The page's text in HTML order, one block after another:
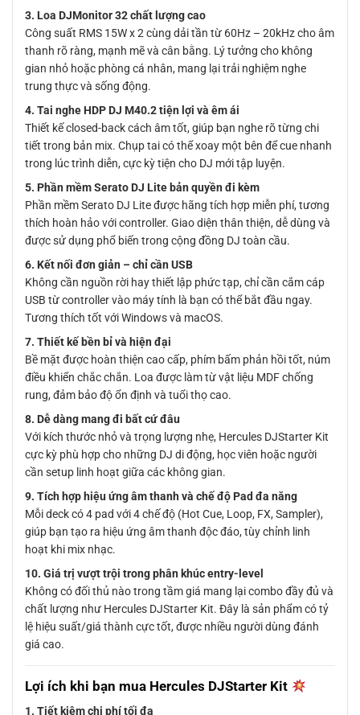
3. Loa DJMonitor 32 chất lượng cao
Công suất RMS 15W x 2 cùng dải tần từ 60Hz – 20kHz cho âm
thanh rõ ràng, mạnh mẽ và cân bằng. Lý tưởng cho không
gian nhỏ hoặc phòng cá nhân, mang lại trải nghiệm nghe
trung thực và sống động.
4. Tai nghe HDP DJ M40.2 tiện lợi và êm ái
Thiết kế closed-back cách âm tốt, giúp bạn nghe rõ từng chi
tiết trong bản mix. Chụp tai có thể xoay một bên để cue nhanh
trong lúc trình diễn, cực kỳ tiện cho DJ mới tập luyện.
5. Phần mềm Serato DJ Lite bản quyền đi kèm
Phần mềm Serato DJ Lite được hãng tích hợp miễn phí, tương
thích hoàn hảo với controller. Giao diện thân thiện, dễ dùng và
được sử dụng phổ biến trong cộng đồng DJ toàn cầu.
6. Kết nối đơn giản – chỉ cần USB
Không cần nguồn rời hay thiết lập phức tạp, chỉ cần cắm cáp
USB từ controller vào máy tính là bạn có thể bắt đầu ngay.
Tương thích tốt với Windows và macOS.
7. Thiết kế bền bỉ và hiện đại
Bề mặt được hoàn thiện cao cấp, phím bấm phản hồi tốt, núm
điều khiển chắc chắn. Loa được làm từ vật liệu MDF chống
rung, đảm bảo độ ổn định và tuổi thọ cao.
8. Dễ dàng mang đi bất cứ đâu
Với kích thước nhỏ và trọng lượng nhẹ, Hercules DJStarter Kit
cực kỳ phù hợp cho những DJ di động, học viên hoặc người
cần setup linh hoạt giữa các không gian.
9. Tích hợp hiệu ứng âm thanh và chế độ Pad đa năng
Mỗi deck có 4 pad với 4 chế độ (Hot Cue, Loop, FX, Sampler),
giúp bạn tạo ra hiệu ứng âm thanh độc đáo, tùy chỉnh linh
hoạt khi mix nhạc.
10. Giá trị vượt trội trong phân khúc entry-level
Không có đối thủ nào trong tầm giá mang lại combo đầy đủ và
chất lượng như Hercules DJStarter Kit. Đây là sản phẩm có tỷ
lệ hiệu suất/giá thành cực tốt, được nhiều người dùng đánh
giá cao.
Lợi ích khi bạn mua Hercules DJStarter Kit
1. Tiết kiệm chi phí tối đa